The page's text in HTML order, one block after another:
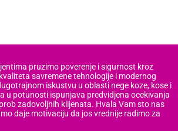
pruzimo poverenje i sigurnost kroz
savremene tehnologije i modernog
iskustvu u oblasti nege koze, kose i
u potunosti ispunjava predvidjena ocekivanja
zadovoljnih klijenata. Hvala Vam sto nas
daje motivaciju da jos vrednije radimo za